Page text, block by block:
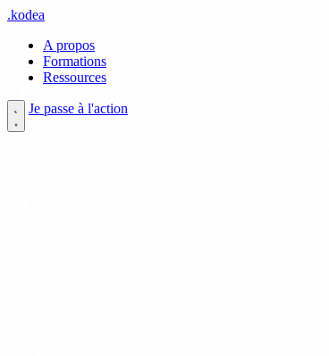
.kodea
A propos
Formations
Ressources
Je passe à l'action